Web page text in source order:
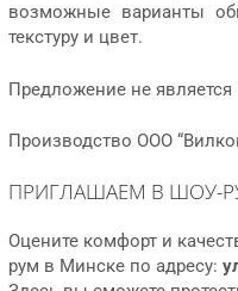
возможные варианты
текстуру и цвет.
Предложение не
Производство ООО
ПРИГЛАШАЕМ В ШОУ-
Оцените комфорт и
рум в Минске по адресу: